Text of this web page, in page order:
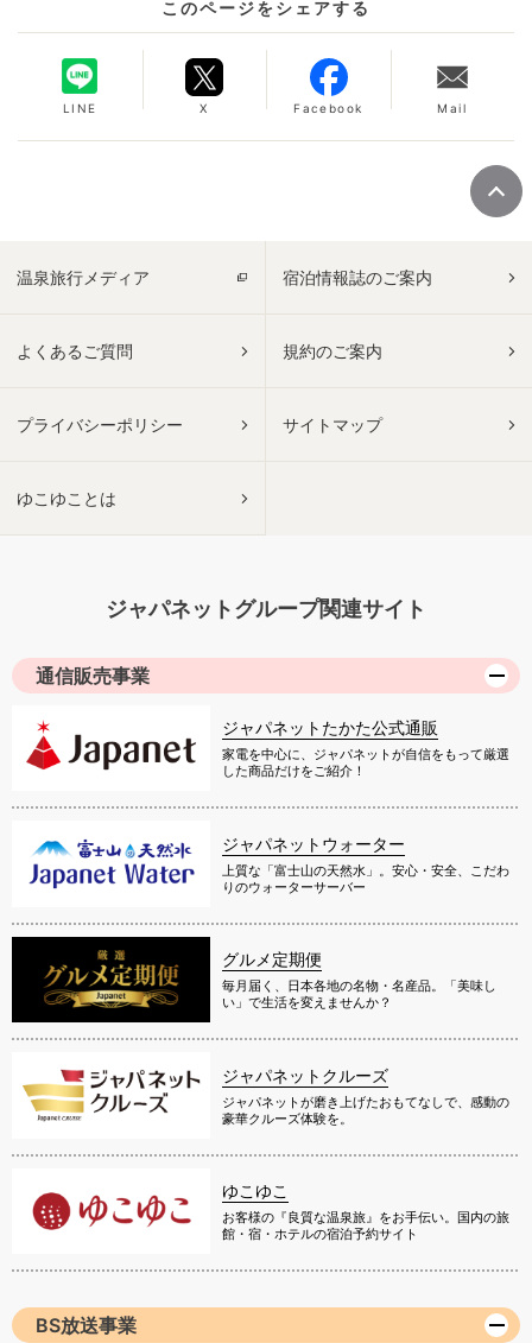
このページをシェアする
LINE X Facebook Mail
温泉旅行メディア 宿泊情報誌のご案内
よくあるご質問 規約のご案内
プライバシーポリシー サイトマップ
ゆこゆことは
ジャパネットグループ関連サイト
通信販売事業
ジャパネットたかた公式通販
家電を中心に、ジャパネットが自信をもって厳選
した商品だけをご紹介！
ジャパネットウォーター
上質な「富士山の天然水」。安心・安全、こだわ
りのウォーターサーバー
グルメ定期便
毎月届く、日本各地の名物・名産品。「美味し
い」で生活を変えませんか？
ジャパネットクルーズ
ジャパネットが磨き上げたおもてなしで、感動の
豪華クルーズ体験を。
ゆこゆこ
お客様の『良質な温泉旅』をお手伝い。国内の旅
館・宿・ホテルの宿泊予約サイト
BS放送事業